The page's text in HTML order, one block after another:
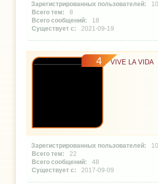
10
8
18
2021-09-19
4 VIVE LA VIDA
10
22
48
2017-09-09